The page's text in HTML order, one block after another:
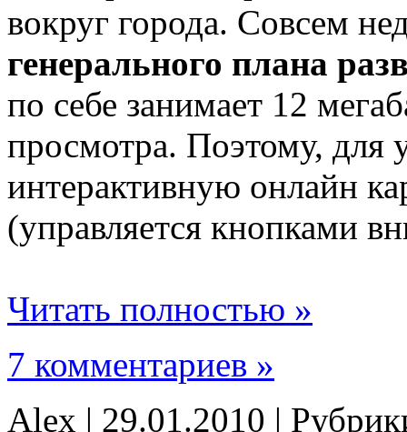
вокруг города. Совсем
генерального плана
по себе занимает 12
просмотра. Поэтому, для
интерактивную онлайн
(управляется кнопками
Читать полностью »
7 комментариев »
Alex | 29.01.2010 |